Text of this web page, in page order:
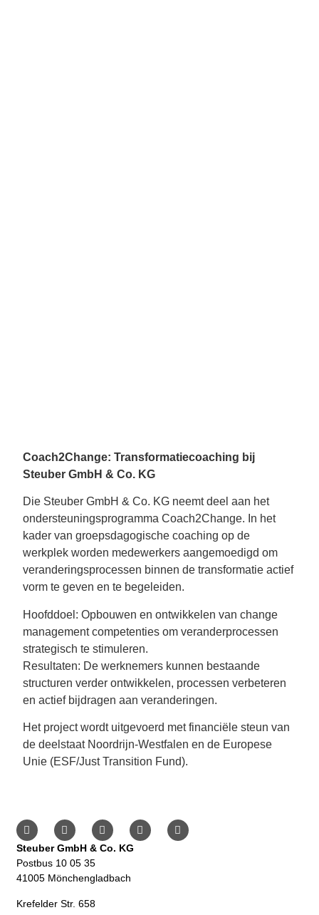
Coach2Change: Transformatiecoaching bij
Steuber GmbH & Co. KG
Die Steuber GmbH & Co. KG neemt deel aan het
ondersteuningsprogramma Coach2Change. In het
kader van groepsdagogische coaching op de
werkplek worden medewerkers aangemoedigd om
veranderingsprocessen binnen de transformatie actief
vorm te geven en te begeleiden.
Hoofddoel: Opbouwen en ontwikkelen van change
management competenties om veranderprocessen
strategisch te stimuleren.
Resultaten: De werknemers kunnen bestaande
structuren verder ontwikkelen, processen verbeteren
en actief bijdragen aan veranderingen.
Het project wordt uitgevoerd met financiële steun van
de deelstaat Noordrijn-Westfalen en de Europese
Unie (ESF/Just Transition Fund).
Steuber GmbH & Co. KG
Postbus 10 05 35
41005 Mönchengladbach
Krefelder Str. 658